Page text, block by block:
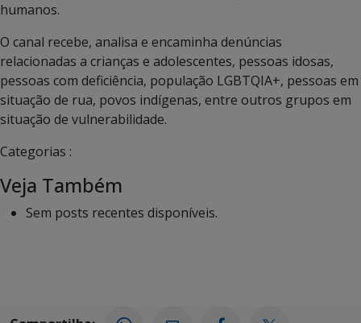
humanos.
O canal recebe, analisa e encaminha denúncias
relacionadas a crianças e adolescentes, pessoas idosas,
pessoas com deficiência, população LGBTQIA+, pessoas em
situação de rua, povos indígenas, entre outros grupos em
situação de vulnerabilidade.
Categorias :
Veja Também
Sem posts recentes disponíveis.